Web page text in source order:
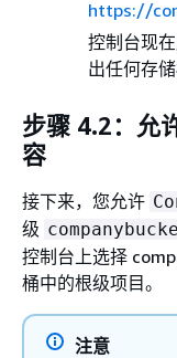
https://
控制台现
出任何存储
步骤 4.2：允
容
接下来，您允许
级
控制台上选择
桶中的根级项目。
注意